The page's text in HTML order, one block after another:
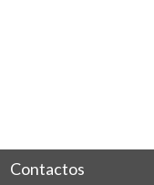
Contactos